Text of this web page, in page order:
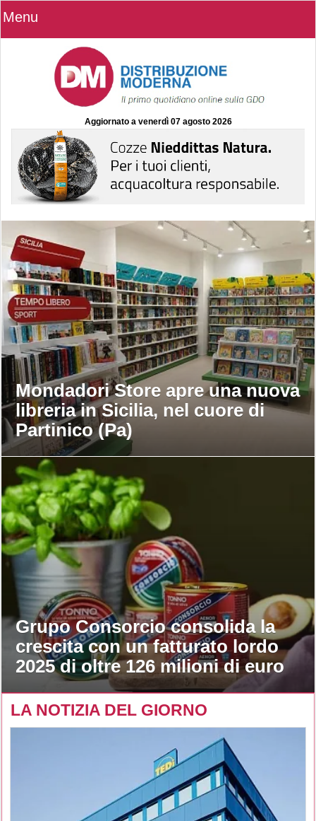
Menu
Aggiornato a venerdì 07 agosto 2026
Mondadori Store apre una nuova
libreria in Sicilia, nel cuore di
Partinico (Pa)
Grupo Consorcio consolida la
crescita con un fatturato lordo
2025 di oltre 126 milioni di euro
LA NOTIZIA DEL GIORNO